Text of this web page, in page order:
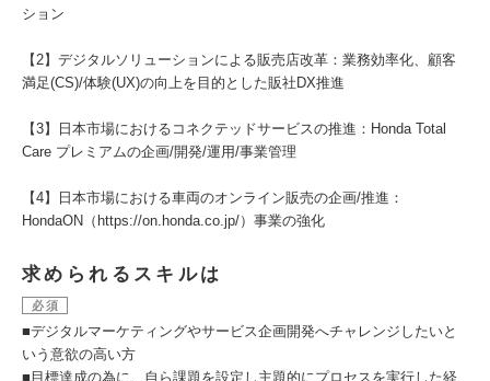
ション
【2】デジタルソリューションによる販売店改革：業務効率化、顧客
満足(CS)/体験(UX)の向上を目的とした販社DX推進
【3】日本市場におけるコネクテッドサービスの推進：Honda Total
Care プレミアムの企画/開発/運用/事業管理
【4】日本市場における車両のオンライン販売の企画/推進：
HondaON（https://on.honda.co.jp/）事業の強化
求められるスキルは
必須
■デジタルマーケティングやサービス企画開発へチャレンジしたいと
いう意欲の高い方
■目標達成の為に、自ら課題を設定し主題的にプロセスを実行した経